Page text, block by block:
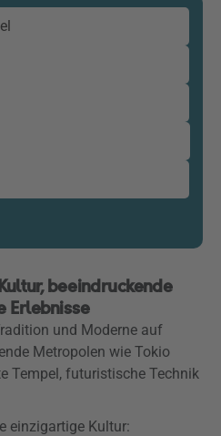
beeindruckende
Erlebnisse
und Moderne auf
Metropolen wie Tokio
Tempel, futuristische Technik
einzigartige Kultur: